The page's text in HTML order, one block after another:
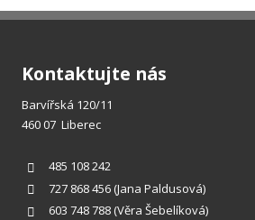
Kontaktujte nás
Barvířská 120/11
460 07 Liberec
485 108 242
727 868 456 (Jana Paldusová)
603 748 788 (Věra Šebelíková)